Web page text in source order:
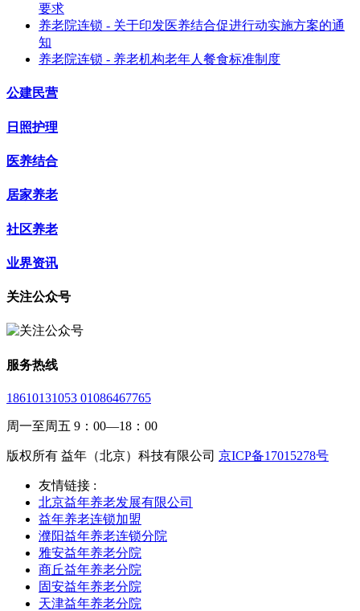
要求
养老院连锁 - 关于印发医养结合促进行动实施方案的通
知
养老院连锁 - 养老机构老年人餐食标准制度
公建民营
日照护理
医养结合
居家养老
社区养老
业界资讯
关注公众号
服务热线
18610131053 01086467765
周一至周五 9：00—18：00
版权所有 益年（北京）科技有限公司 京ICP备17015278号
友情链接 :
北京益年养老发展有限公司
益年养老连锁加盟
濮阳益年养老连锁分院
雅安益年养老分院
商丘益年养老分院
固安益年养老分院
天津益年养老分院